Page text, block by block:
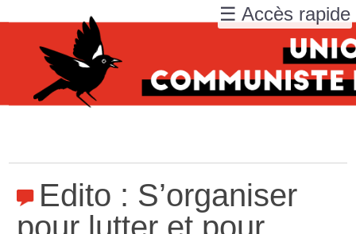
Edito : S’organiser
pour lutter et pour
☰ Accès rapide